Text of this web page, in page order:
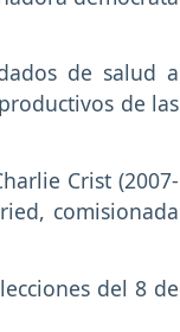
de salud a
de las
Crist (2007-
comisionada
del 8 de